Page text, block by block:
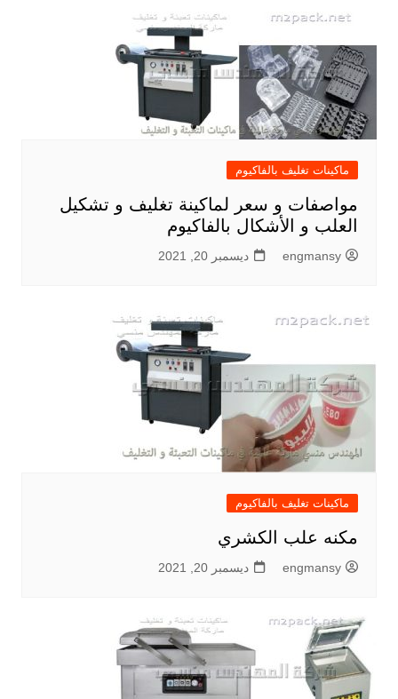
ماكينات تغليف بالفاكيوم
مواصفات و سعر لماكينة تغليف و تشكيل
العلب و الأشكال بالفاكيوم
engmansy ديسمبر 20, 2021
ماكينات تغليف بالفاكيوم
مكنه علب الكشري
engmansy ديسمبر 20, 2021